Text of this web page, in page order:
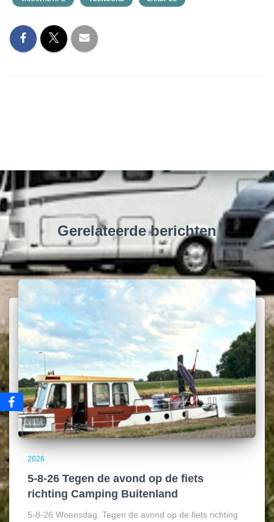
Gerelateerde berichten
2026
5-8-26 Tegen de avond op de fiets
richting Camping Buitenland
5-8-26 Woensdag. Tegen de avond op de fiets richting